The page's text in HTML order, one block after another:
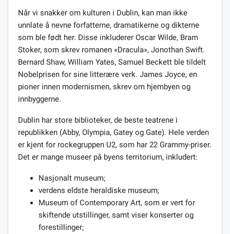
Når vi snakker om kulturen i Dublin, kan man ikke
unnlate å nevne forfatterne, dramatikerne og dikterne
som ble født her. Disse inkluderer Oscar Wilde, Bram
Stoker, som skrev romanen «Dracula», Jonothan Swift.
Bernard Shaw, William Yates, Samuel Beckett ble tildelt
Nobelprisen for sine litterære verk. James Joyce, en
pioner innen modernismen, skrev om hjembyen og
innbyggerne.
Dublin har store biblioteker, de beste teatrene i
republikken (Abby, Olympia, Gatey og Gate). Hele verden
er kjent for rockegruppen U2, som har 22 Grammy-priser.
Det er mange museer på byens territorium, inkludert:
Nasjonalt museum;
verdens eldste heraldiske museum;
Museum of Contemporary Art, som er vert for
skiftende utstillinger, samt viser konserter og
forestillinger;